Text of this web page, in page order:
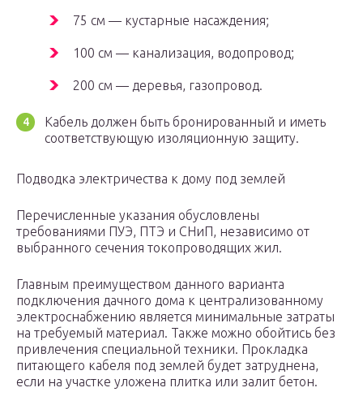
75 см — кустарные насаждения;
100 см — канализация, водопровод;
200 см — деревья, газопровод.
Кабель должен быть бронированный и иметь
соответствующую изоляционную защиту.
Подводка электричества к дому под землей
Перечисленные указания обусловлены
требованиями ПУЭ, ПТЭ и СНиП, независимо от
выбранного сечения токопроводящих жил.
Главным преимуществом данного варианта
подключения дачного дома к централизованному
электроснабжению является минимальные затраты
на требуемый материал. Также можно обойтись без
привлечения специальной техники. Прокладка
питающего кабеля под землей будет затруднена,
если на участке уложена плитка или залит бетон.